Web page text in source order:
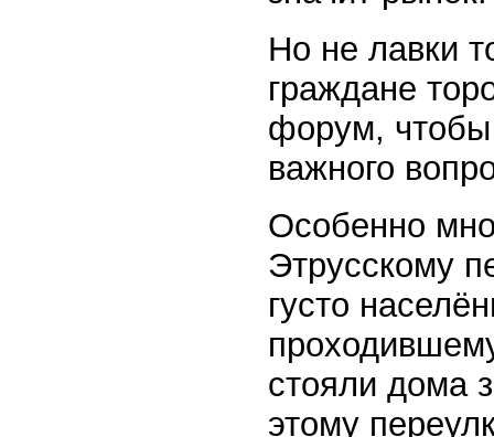
Но не лавки
граждане
форум, чтобы
важного
Особенно
Этрусскому
густо
стояли дома
этому